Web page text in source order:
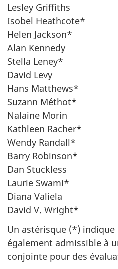
Lesley Griffiths
Isobel Heathcote*
Helen Jackson*
Alan Kennedy
Stella Leney*
David Levy
Hans Matthews*
Suzann Méthot*
Nalaine Morin
Kathleen Racher*
Wendy Randall*
Barry Robinson*
Dan Stuckless
Laurie Swami*
Diana Valiela
David V. Wright*
Un astérisque (*) indique
également admissible à
conjointe pour des